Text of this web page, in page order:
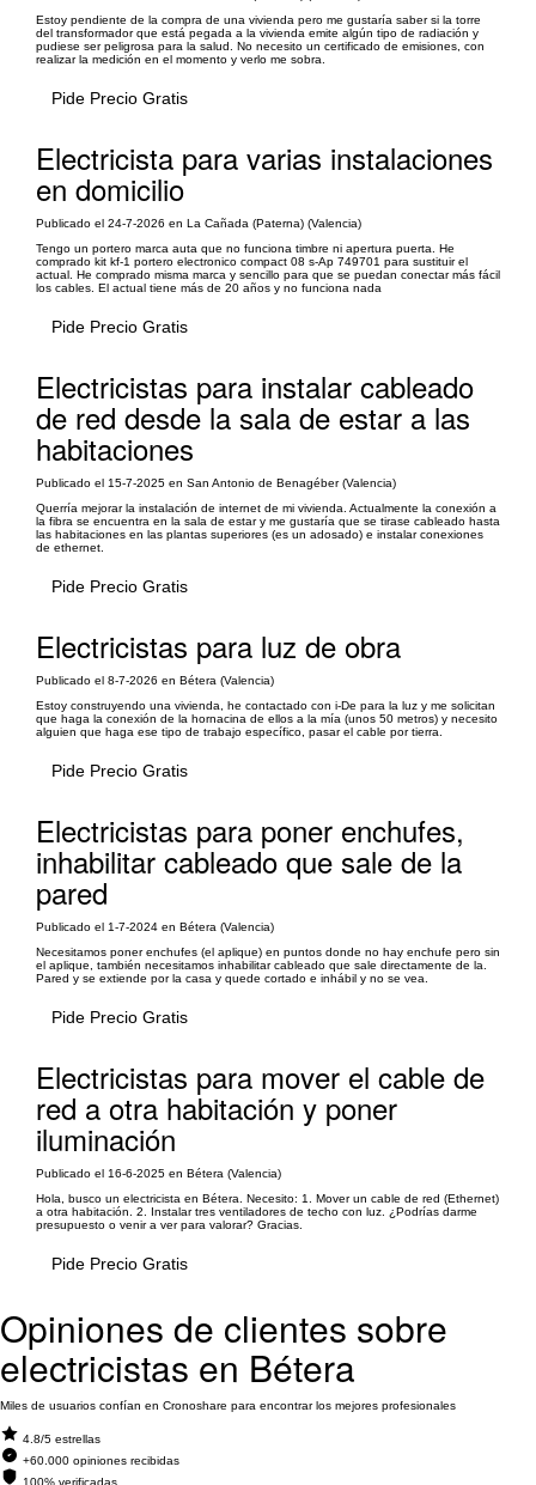
Estoy pendiente de la compra de una vivienda pero me gustaría saber si la torre
del transformador que está pegada a la vivienda emite algún tipo de radiación y
pudiese ser peligrosa para la salud. No necesito un certificado de emisiones, con
realizar la medición en el momento y verlo me sobra.
Pide Precio Gratis
Electricista para varias instalaciones
en domicilio
Publicado el 24-7-2026 en La Cañada (Paterna) (Valencia)
Tengo un portero marca auta que no funciona timbre ni apertura puerta. He
comprado kit kf-1 portero electronico compact 08 s-Ap 749701 para sustituir el
actual. He comprado misma marca y sencillo para que se puedan conectar más fácil
los cables. El actual tiene más de 20 años y no funciona nada
Pide Precio Gratis
Electricistas para instalar cableado
de red desde la sala de estar a las
habitaciones
Publicado el 15-7-2025 en San Antonio de Benagéber (Valencia)
Querría mejorar la instalación de internet de mi vivienda. Actualmente la conexión a
la fibra se encuentra en la sala de estar y me gustaría que se tirase cableado hasta
las habitaciones en las plantas superiores (es un adosado) e instalar conexiones
de ethernet.
Pide Precio Gratis
Electricistas para luz de obra
Publicado el 8-7-2026 en Bétera (Valencia)
Estoy construyendo una vivienda, he contactado con i-De para la luz y me solicitan
que haga la conexión de la hornacina de ellos a la mía (unos 50 metros) y necesito
alguien que haga ese tipo de trabajo específico, pasar el cable por tierra.
Pide Precio Gratis
Electricistas para poner enchufes,
inhabilitar cableado que sale de la
pared
Publicado el 1-7-2024 en Bétera (Valencia)
Necesitamos poner enchufes (el aplique) en puntos donde no hay enchufe pero sin
el aplique, también necesitamos inhabilitar cableado que sale directamente de la.
Pared y se extiende por la casa y quede cortado e inhábil y no se vea.
Pide Precio Gratis
Electricistas para mover el cable de
red a otra habitación y poner
iluminación
Publicado el 16-6-2025 en Bétera (Valencia)
Hola, busco un electricista en Bétera. Necesito: 1. Mover un cable de red (Ethernet)
a otra habitación. 2. Instalar tres ventiladores de techo con luz. ¿Podrías darme
presupuesto o venir a ver para valorar? Gracias.
Pide Precio Gratis
Opiniones de clientes sobre
electricistas en Bétera
Miles de usuarios confían en Cronoshare para encontrar los mejores profesionales
4.8/5 estrellas
+60.000 opiniones recibidas
100% verificadas